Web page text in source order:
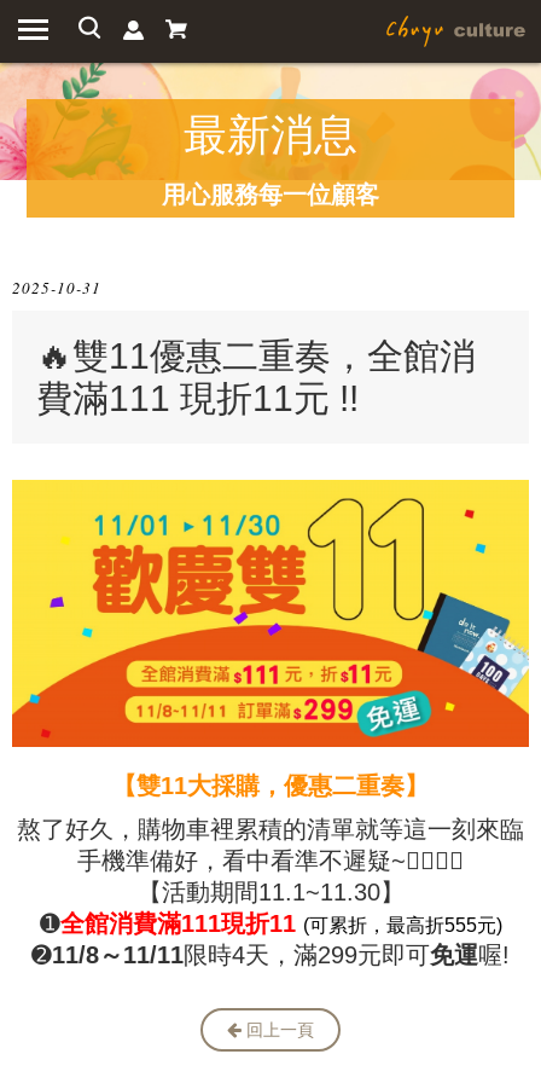
最新消息
用心服務每一位顧客
2025-10-31
🔥雙11優惠二重奏，全館消
費滿111 現折11元 !!
【雙11大採購，優惠二重奏】
熬了好久，購物車裡累積的清單就等這一刻來臨
手機準備好，看中看準不遲疑~🙋‍♀️💁‍♀️
【活動期間11.1~11.30】
➊全館消費滿111現折11 (可累折，最高折555元)
➋11/8～11/11限時4天，滿299元即可免運喔!
回上一頁